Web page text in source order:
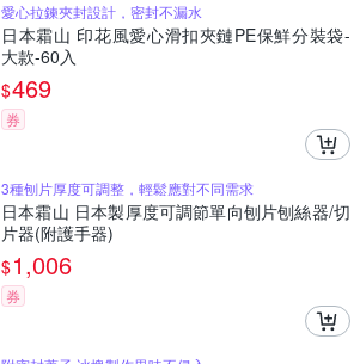
愛心拉鍊夾封設計，密封不漏水
日本霜山 印花風愛心滑扣夾鏈PE保鮮分裝袋-
大款-60入
$469
券
3種刨片厚度可調整，輕鬆應對不同需求
日本霜山 日本製厚度可調節單向刨片刨絲器/切
片器(附護手器)
$1,006
券